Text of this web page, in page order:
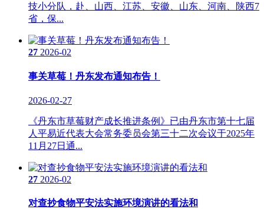
技小分队，赴、山西、江苏、安徽、山东、河南、陕西7
省，保...
27 2026-02
事关草莓！丹东发布通知布告！
2026-02-27
《丹东市草莓财产成长推进条例》已由丹东市第十七届
人平易近代表大会常务委员会第三十二次会议于2025年
11月27日通...
27 2026-02
对查抄食物平安法实施环境演讲的看法和